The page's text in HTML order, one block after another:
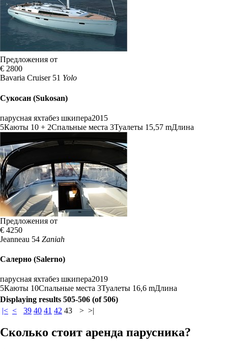
Предложения от
€ 2800
Bavaria Cruiser 51 Yolo
Сукосан (Sukosan)
парусная яхтабез шкипера2015
5Каюты 10 + 2Спальные места 3Туалеты 15,57 mДлина
Предложения от
€ 4250
Jeanneau 54 Zaniah
Салерно (Salerno)
парусная яхтабез шкипера2019
5Каюты 10Спальные места 3Туалеты 16,6 mДлина
Displaying results 505-506 (of 506)
|< < 39 40 41 42 43 > >|
Сколько стоит аренда парусника?